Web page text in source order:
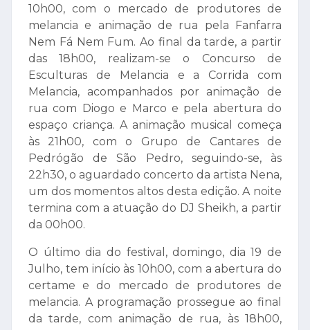
10h00, com o mercado de produtores de
melancia e animação de rua pela Fanfarra
Nem Fá Nem Fum. Ao final da tarde, a partir
das 18h00, realizam-se o Concurso de
Esculturas de Melancia e a Corrida com
Melancia, acompanhados por animação de
rua com Diogo e Marco e pela abertura do
espaço criança. A animação musical começa
às 21h00, com o Grupo de Cantares de
Pedrógão de São Pedro, seguindo-se, às
22h30, o aguardado concerto da artista Nena,
um dos momentos altos desta edição. A noite
termina com a atuação do DJ Sheikh, a partir
da 00h00.
O último dia do festival, domingo, dia 19 de
Julho, tem início às 10h00, com a abertura do
certame e do mercado de produtores de
melancia. A programação prossegue ao final
da tarde, com animação de rua, às 18h00,